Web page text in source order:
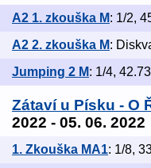
A2 1. zkouška M: 1/2,
A2 2. zkouška M:
Jumping 2 M: 1/4,
Zátaví u Písku - O
2022 - 05. 06. 2022
1. Zkouška MA1: 1/8,